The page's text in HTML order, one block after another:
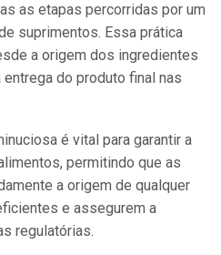
as etapas percorridas por um
suprimentos. Essa prática
a origem dos ingredientes
do produto final nas
é vital para garantir a
permitindo que as
a origem de qualquer
e assegurem a
regulatórias.